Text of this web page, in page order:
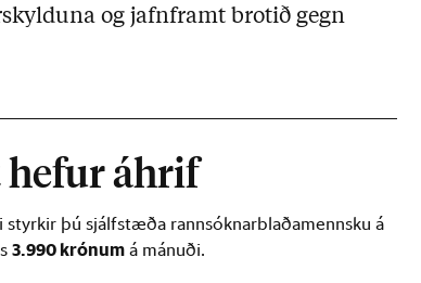
og jafnframt brotið gegn
áhrif
þú sjálfstæða rannsóknarblaðamennsku á
3.990 krónum á mánuði.